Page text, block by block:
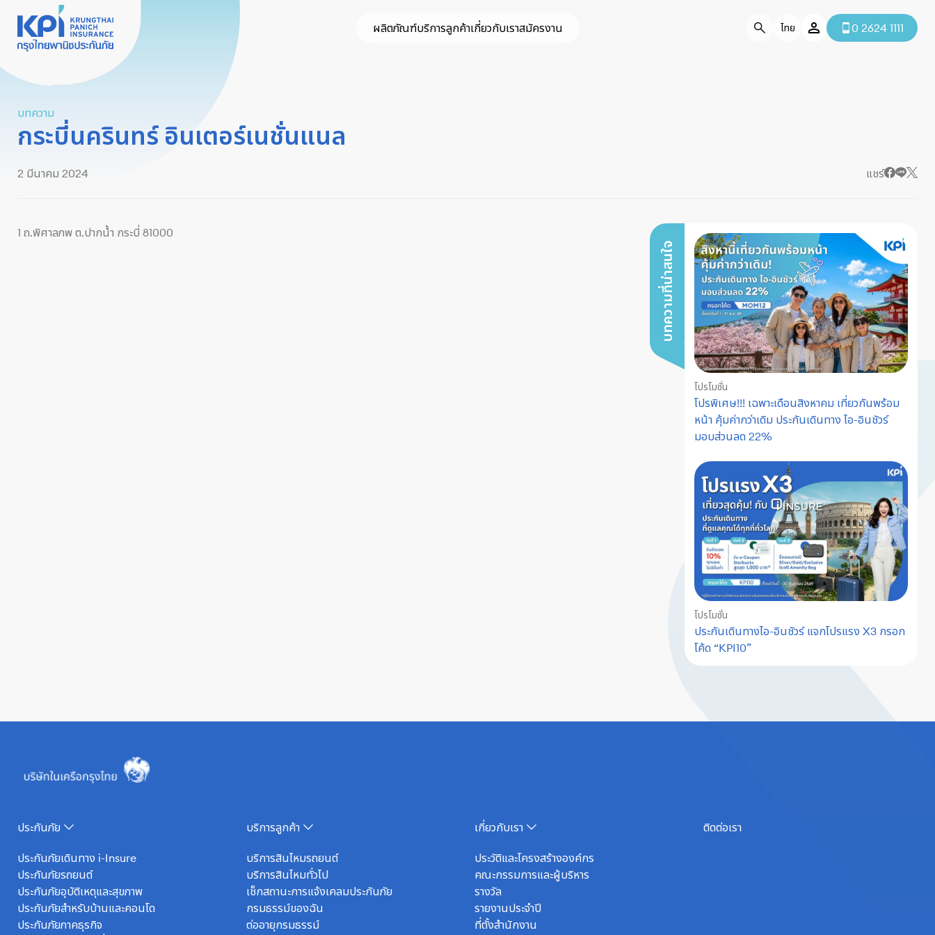
ผลิตภัณฑ์บริการลูกค้าเกี่ยวกับเราสมัครงาน ไทย 0 2624 1111
บทความ
กระบี่นครินทร์ อินเตอร์เนชั่นแนล
2 มีนาคม 2024 แชร์
1 ถ.พิศาลภพ ต.ปากน้ำ กระบี่ 81000
บทความที่น่าสนใจ
โปรโมชั่น
โปรพิเศษ!!! เฉพาะเดือนสิงหาคม เที่ยวกันพร้อม
หน้า คุ้มค่ากว่าเดิม ประกันเดินทาง ไอ-อินชัวร์
มอบส่วนลด 22%
โปรโมชั่น
ประกันเดินทางไอ-อินชัวร์ แจกโปรแรง X3 กรอก
โค้ด “KPI10”
ประกันภัย
ประกันภัยเดินทาง i-Insure
ประกันภัยรถยนต์
ประกันภัยอุบัติเหตุและสุขภาพ
ประกันภัยสำหรับบ้านและคอนโด
ประกันภัยภาคธุรกิจ
บริการลูกค้า
บริการสินไหมรถยนต์
บริการสินไหมทั่วไป
เช็กสถานะการแจ้งเคลมประกันภัย
กรมธรรม์ของฉัน
ต่ออายุกรมธรรม์
เกี่ยวกับเรา
ประวัติและโครงสร้างองค์กร
คณะกรรมการและผู้บริหาร
รางวัล
รายงานประจำปี
ที่ตั้งสำนักงาน
ติดต่อเรา